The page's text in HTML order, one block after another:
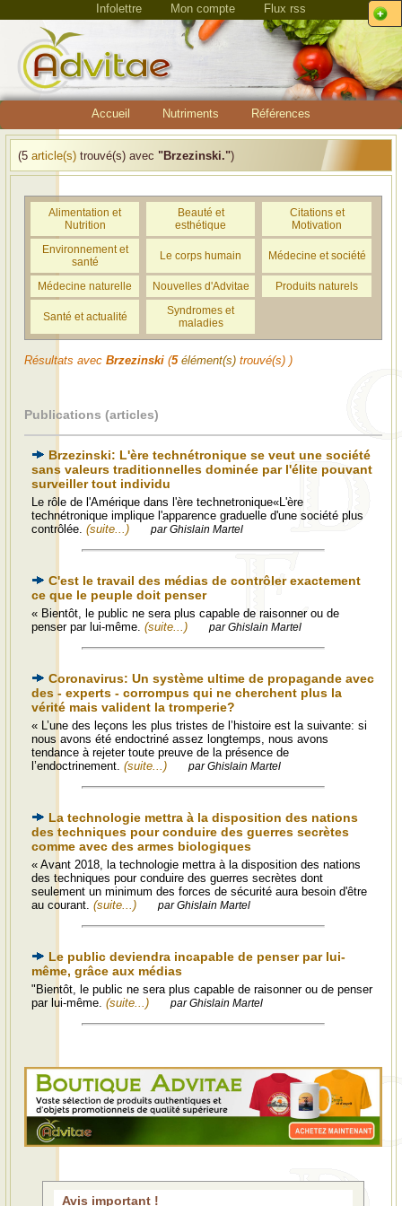
Infolettre Mon compte Flux rss
Accueil Nutriments Références
(5 article(s) trouvé(s) avec "Brzezinski.")
Alimentation et
Nutrition
Beauté et
esthétique
Citations et
Motivation
Environnement et
santé
Le corps humain Médecine et société
Médecine naturelle Nouvelles d'Advitae Produits naturels
Santé et actualité
Syndromes et
maladies
Résultats avec Brzezinski (5 élément(s) trouvé(s) )
Publications (articles)
Brzezinski: L'ère technétronique se veut une société
sans valeurs traditionnelles dominée par l'élite pouvant
surveiller tout individu
Le rôle de l'Amérique dans l'ère technetronique«L'ère
technétronique implique l'apparence graduelle d'une société plus
contrôlée. (suite...) par Ghislain Martel
C'est le travail des médias de contrôler exactement
ce que le peuple doit penser
« Bientôt, le public ne sera plus capable de raisonner ou de
penser par lui-même. (suite...) par Ghislain Martel
Coronavirus: Un système ultime de propagande avec
des - experts - corrompus qui ne cherchent plus la
vérité mais valident la tromperie?
« L’une des leçons les plus tristes de l’histoire est la suivante: si
nous avons été endoctriné assez longtemps, nous avons
tendance à rejeter toute preuve de la présence de
l’endoctrinement. (suite...) par Ghislain Martel
La technologie mettra à la disposition des nations
des techniques pour conduire des guerres secrètes
comme avec des armes biologiques
« Avant 2018, la technologie mettra à la disposition des nations
des techniques pour conduire des guerres secrètes dont
seulement un minimum des forces de sécurité aura besoin d'être
au courant. (suite...) par Ghislain Martel
Le public deviendra incapable de penser par lui-
même, grâce aux médias
"Bientôt, le public ne sera plus capable de raisonner ou de penser
par lui-même. (suite...) par Ghislain Martel
Avis important !